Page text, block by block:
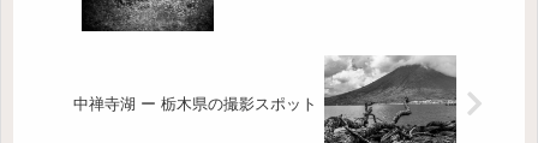
中禅寺湖 ー 栃木県の撮影スポット